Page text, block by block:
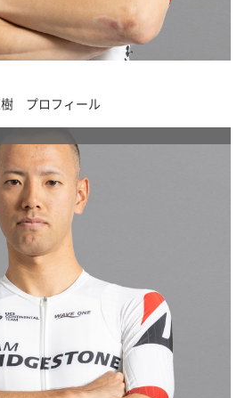
樹 プロフィール